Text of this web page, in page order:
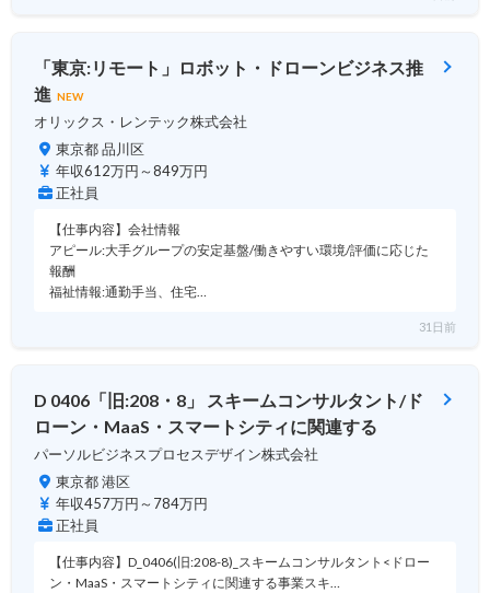
「東京:リモート」ロボット・ドローンビジネス推
進 NEW
オリックス・レンテック株式会社
東京都 品川区
年収612万円～849万円
正社員
【仕事内容】会社情報
アピール:大手グループの安定基盤/働きやすい環境/評価に応じた
報酬
福祉情報:通勤手当、住宅…
31日前
D 0406「旧:208・8」 スキームコンサルタント/ド
ローン・MaaS・スマートシティに関連する
パーソルビジネスプロセスデザイン株式会社
東京都 港区
年収457万円～784万円
正社員
【仕事内容】D_0406(旧:208-8)_スキームコンサルタント<ドロー
ン・MaaS・スマートシティに関連する事業スキ…